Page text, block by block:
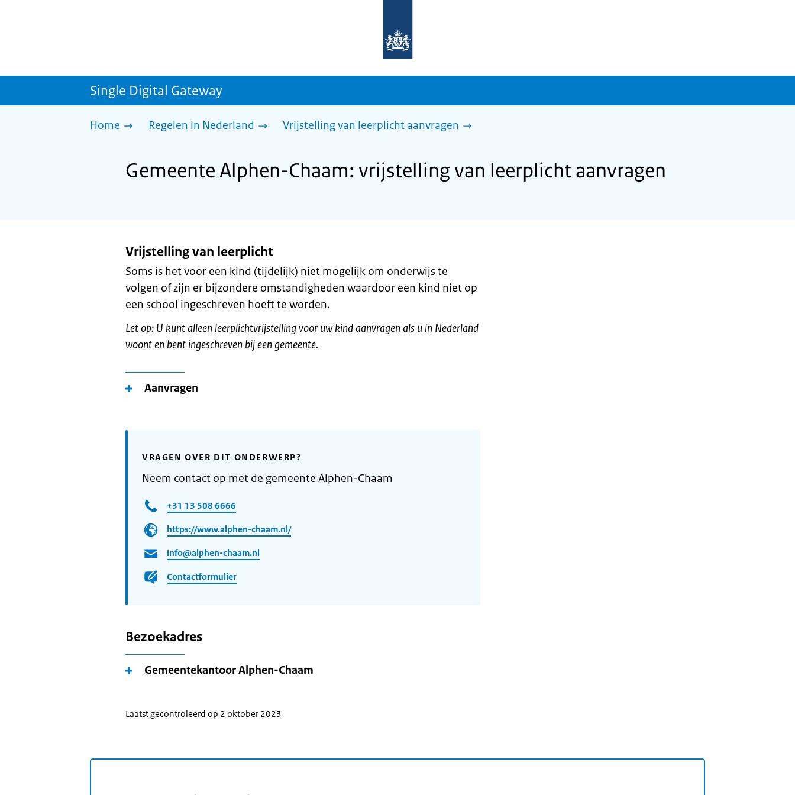
homepage
sdg.rijksoverheid.nl
Single Digital Gateway
Home Regelen in Nederland Vrijstelling van leerplicht aanvragen
Gemeente Alphen-Chaam: vrijstelling van leerplicht aanvragen
Vrijstelling van leerplicht
Soms is het voor een kind (tijdelijk) niet mogelijk om onderwijs te
volgen of zijn er bijzondere omstandigheden waardoor een kind niet op
een school ingeschreven hoeft te worden.
Let op: U kunt alleen leerplichtvrijstelling voor uw kind aanvragen als u in Nederland
woont en bent ingeschreven bij een gemeente.
Aanvragen
VRAGEN OVER DIT ONDERWERP?
Neem contact op met de gemeente Alphen-Chaam
+31 13 508 6666
https://www.alphen-chaam.nl/
info@alphen-chaam.nl
Contactformulier
Bezoekadres
Gemeentekantoor Alphen-Chaam
Laatst gecontroleerd op 2 oktober 2023